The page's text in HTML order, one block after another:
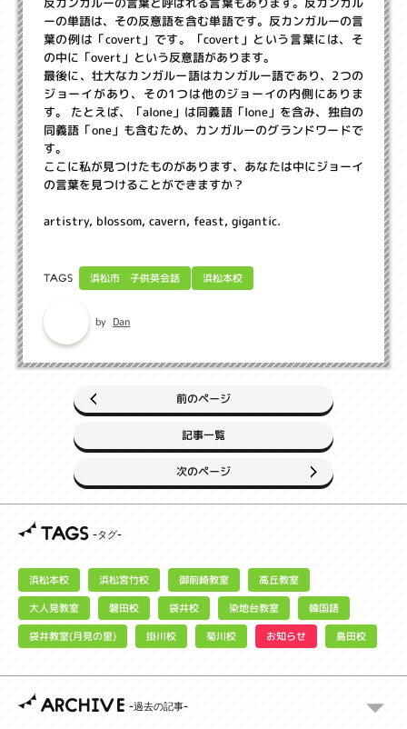
ーの単語は、その反意語を含む単語です。反カンガルーの言
葉の例は「covert」です。「covert」という言葉には、そ
の中に「overt」という反意語があります。
最後に、壮大なカンガルー語はカンガルー語であり、2つの
ジョーイがあり、その1つは他のジョーイの内側にありま
す。 たとえば、「alone」は同義語「lone」を含み、独自の
同義語「one」も含むため、カンガルーのグランドワードで
す。
ここに私が見つけたものがあります、あなたは中にジョーイ
の言葉を見つけることができますか？
artistry, blossom, cavern, feast, gigantic.
TAGS 浜松市 子供英会話 浜松本校
by Dan
前のページ
記事一覧
次のページ
TAGS
浜松本校 浜松宮竹校 御前崎教室 高丘教室
大人見教室 磐田校 袋井校 染地台教室 韓国語
袋井教室(月見の里) 掛川校 菊川校 お知らせ 島田校
ARCHIVE